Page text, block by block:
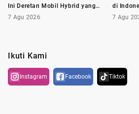
Ini Deretan Mobil Hybrid yang
Wajib Dilirik
7 Agu 2026
di
Membeli
7 Agu
Ikuti Kami
Instagram Facebook Tiktok